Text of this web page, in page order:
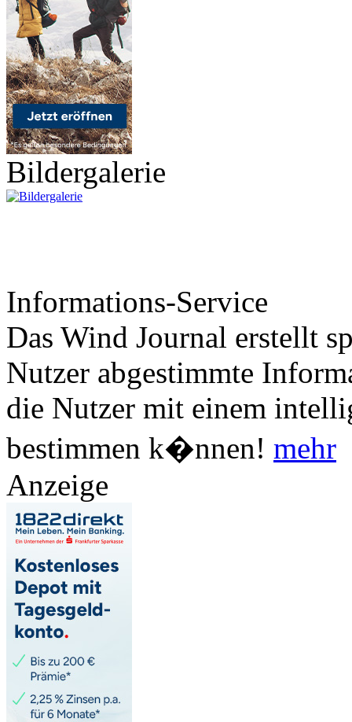
Bildergalerie
Informations-Service
Das Wind Journal erstellt
Nutzer abgestimmte
die Nutzer mit einem
bestimmen k�nnen! mehr
Anzeige